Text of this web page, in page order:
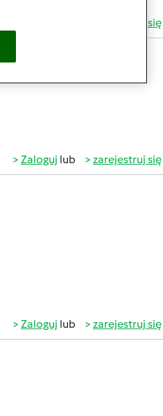
zarejestruj się
Zaloguj lub zarejestruj się
Zaloguj lub zarejestruj się